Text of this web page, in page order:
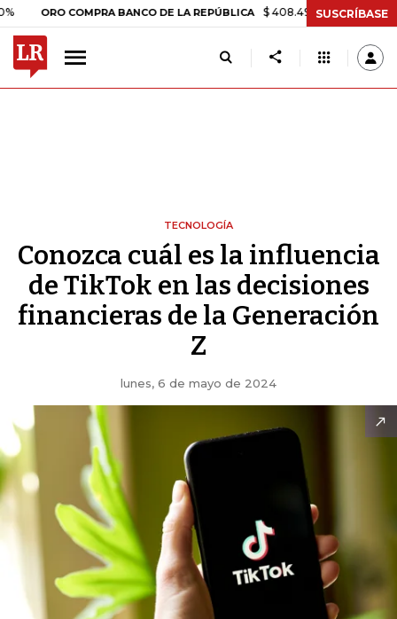
ORO COMPRA BANCO DE LA REPÚBLICA $ 408.498,97 +$ 8.753,81
SUSCRÍBASE
TECNOLOGÍA
Conozca cuál es la influencia
de TikTok en las decisiones
financieras de la Generación
Z
lunes, 6 de mayo de 2024